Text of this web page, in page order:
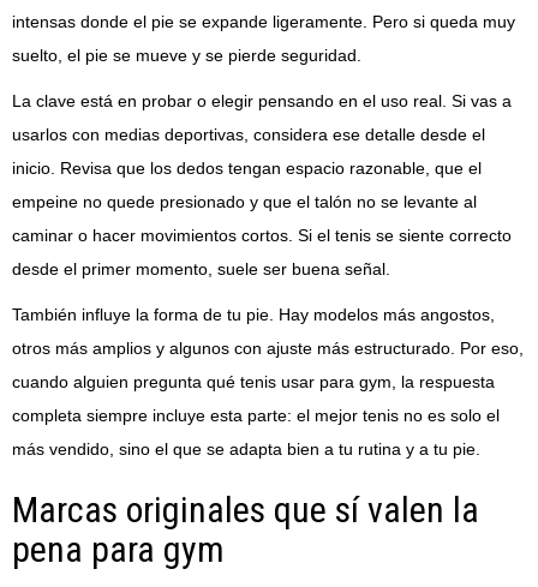
intensas donde el pie se expande ligeramente. Pero si queda muy
suelto, el pie se mueve y se pierde seguridad.
La clave está en probar o elegir pensando en el uso real. Si vas a
usarlos con medias deportivas, considera ese detalle desde el
inicio. Revisa que los dedos tengan espacio razonable, que el
empeine no quede presionado y que el talón no se levante al
caminar o hacer movimientos cortos. Si el tenis se siente correcto
desde el primer momento, suele ser buena señal.
También influye la forma de tu pie. Hay modelos más angostos,
otros más amplios y algunos con ajuste más estructurado. Por eso,
cuando alguien pregunta qué tenis usar para gym, la respuesta
completa siempre incluye esta parte: el mejor tenis no es solo el
más vendido, sino el que se adapta bien a tu rutina y a tu pie.
Marcas originales que sí valen la
pena para gym